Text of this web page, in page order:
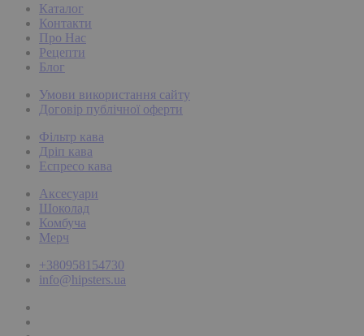
Каталог
Контакти
Про Нас
Рецепти
Блог
Умови використання сайту
Договір публічної оферти
Фільтр кава
Дріп кава
Еспресо кава
Аксесуари
Шоколад
Комбуча
Мерч
+380958154730
info@hipsters.ua